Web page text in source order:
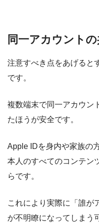
同一アカウント
注意すべき点をあげると
です。
複数端末で同一アカウン
たほうが安全です。
Apple IDを身内や家族の
本人のすべてのコンテン
らです。
これにより実際に「誰が
が不明瞭になってしまう